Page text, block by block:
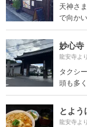
天神さ
で向か
妙心寺
龍安寺よ
タクシ
頭も多
とよ
龍安寺よ